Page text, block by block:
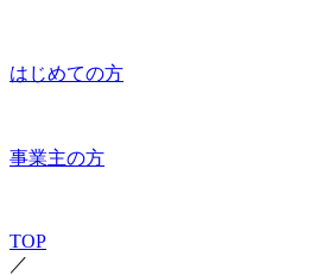
はじめての方
事業主の方
TOP
／